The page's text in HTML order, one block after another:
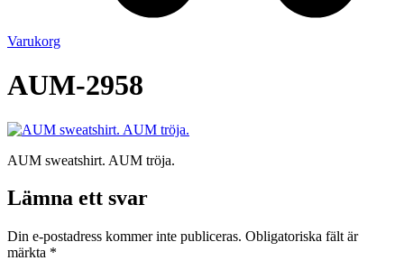
Varukorg
AUM-2958
AUM sweatshirt. AUM tröja.
Lämna ett svar
Din e-postadress kommer inte publiceras. Obligatoriska fält är
märkta *